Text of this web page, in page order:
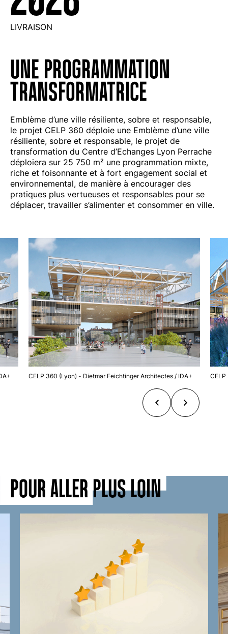
LIVRAISON
UNE PROGRAMMATION
TRANSFORMATRICE
Emblème d’une ville résiliente, sobre et responsable,
le projet CELP 360 déploie une Emblème d’une ville
résiliente, sobre et responsable, le projet de
transformation du Centre d’Echanges Lyon Perrache
déploiera sur 25 750 m² une programmation mixte,
riche et foisonnante et à fort engagement social et
environnemental, de manière à encourager des
pratiques plus vertueuses et responsables pour se
déplacer, travailler s’alimenter et consommer en ville.
PrécédentSuivant
CELP 360 (Lyon) - Dietmar Feichtinger Architectes / IDA+
POUR ALLER PLUS LOIN